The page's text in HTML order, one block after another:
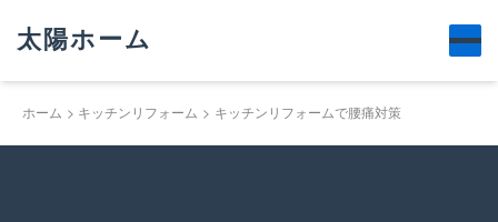
太陽ホーム
ホーム キッチンリフォーム キッチンリフォームで腰痛対策